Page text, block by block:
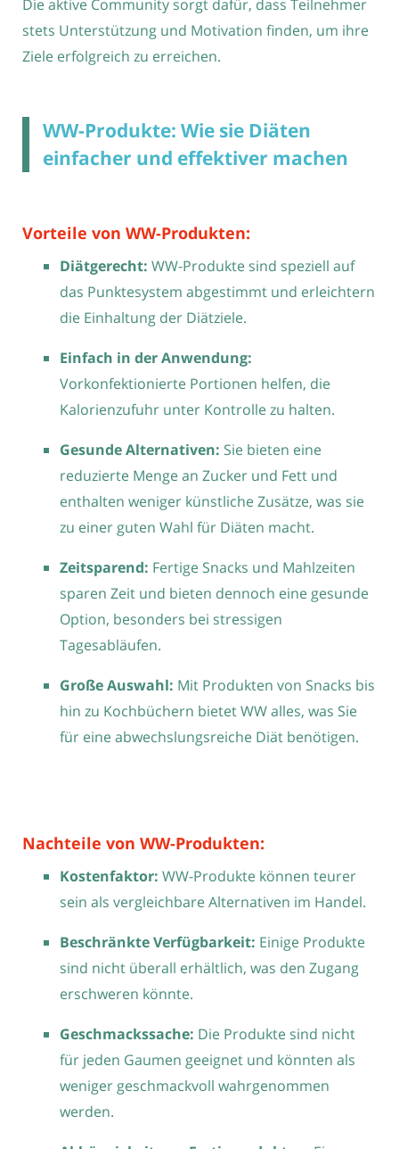
Die aktive Community sorgt dafür, dass Teilnehmer
stets Unterstützung und Motivation finden, um ihre
Ziele erfolgreich zu erreichen.
WW-Produkte: Wie sie Diäten
einfacher und effektiver machen
Vorteile von WW-Produkten:
Diätgerecht: WW-Produkte sind speziell auf
das Punktesystem abgestimmt und erleichtern
die Einhaltung der Diätziele.
Einfach in der Anwendung:
Vorkonfektionierte Portionen helfen, die
Kalorienzufuhr unter Kontrolle zu halten.
Gesunde Alternativen: Sie bieten eine
reduzierte Menge an Zucker und Fett und
enthalten weniger künstliche Zusätze, was sie
zu einer guten Wahl für Diäten macht.
Zeitsparend: Fertige Snacks und Mahlzeiten
sparen Zeit und bieten dennoch eine gesunde
Option, besonders bei stressigen
Tagesabläufen.
Große Auswahl: Mit Produkten von Snacks bis
hin zu Kochbüchern bietet WW alles, was Sie
für eine abwechslungsreiche Diät benötigen.
Nachteile von WW-Produkten:
Kostenfaktor: WW-Produkte können teurer
sein als vergleichbare Alternativen im Handel.
Beschränkte Verfügbarkeit: Einige Produkte
sind nicht überall erhältlich, was den Zugang
erschweren könnte.
Geschmackssache: Die Produkte sind nicht
für jeden Gaumen geeignet und könnten als
weniger geschmackvoll wahrgenommen
werden.